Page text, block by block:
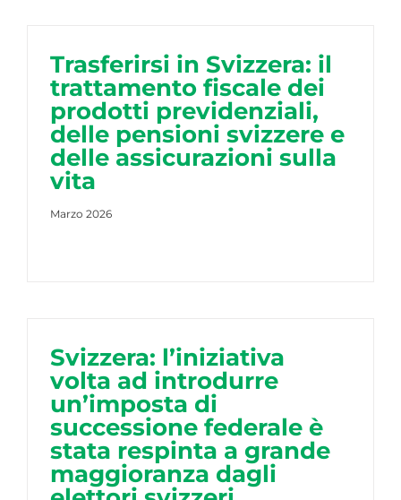
Trasferirsi in Svizzera: il
trattamento fiscale dei
prodotti previdenziali,
delle pensioni svizzere e
delle assicurazioni sulla
vita
Marzo 2026
Svizzera: l’iniziativa
volta ad introdurre
un’imposta di
successione federale è
stata respinta a grande
maggioranza dagli